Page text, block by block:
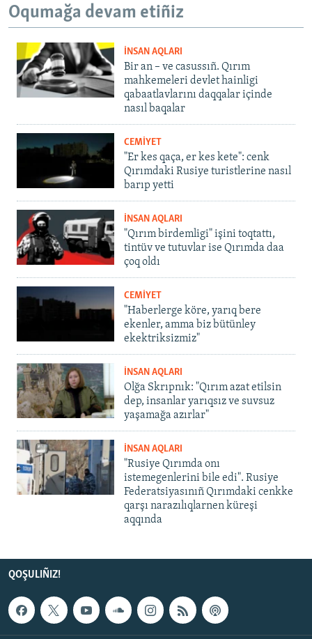
Oqumağa devam etiñiz
İNSAN AQLARI
Bir an – ve casussıñ. Qırım
mahkemeleri devlet hainligi
qabaatlavlarını daqqalar içinde
nasıl baqalar
CEMİYET
"Er kes qaça, er kes kete": cenk
Qırımdaki Rusiye turistlerine nasıl
barıp yetti
İNSAN AQLARI
"Qırım birdemligi" işini toqtattı,
tintüv ve tutuvlar ise Qırımda daa
çoq oldı
CEMİYET
"Haberlerge köre, yarıq bere
ekenler, amma biz bütünley
ekektriksizmiz"
İNSAN AQLARI
Olğa Skrıpnık: "Qırım azat etilsin
dep, insanlar yarıqsız ve suvsuz
yaşamağa azırlar"
İNSAN AQLARI
"Rusiye Qırımda onı
istemegenlerini bile edi". Rusiye
Federatsiyasınıñ Qırımdaki cenkke
qarşı narazılıqlarnen küreşi
aqqında
QOŞULIÑIZ!